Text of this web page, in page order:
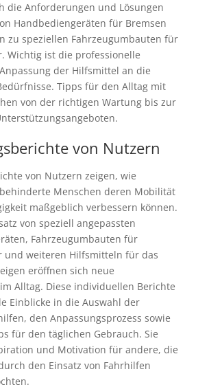
die Anforderungen und Lösungen
Handbediengeräten für Bremsen
zu speziellen Fahrzeugumbauten für
Wichtig ist die professionelle
der Hilfsmittel an die
Tipps für den Alltag mit
von der richtigen Wartung bis zur
von Nutzern
von Nutzern zeigen, wie
Menschen deren Mobilität
maßgeblich verbessern können.
von speziell angepassten
Fahrzeugumbauten für
und weiteren Hilfsmitteln für das
eröffnen sich neue
Alltag. Diese individuellen Berichte
Einblicke in die Auswahl der
den Anpassungsprozess sowie
für den täglichen Gebrauch. Sie
und Motivation für andere, die
den Einsatz von Fahrhilfen